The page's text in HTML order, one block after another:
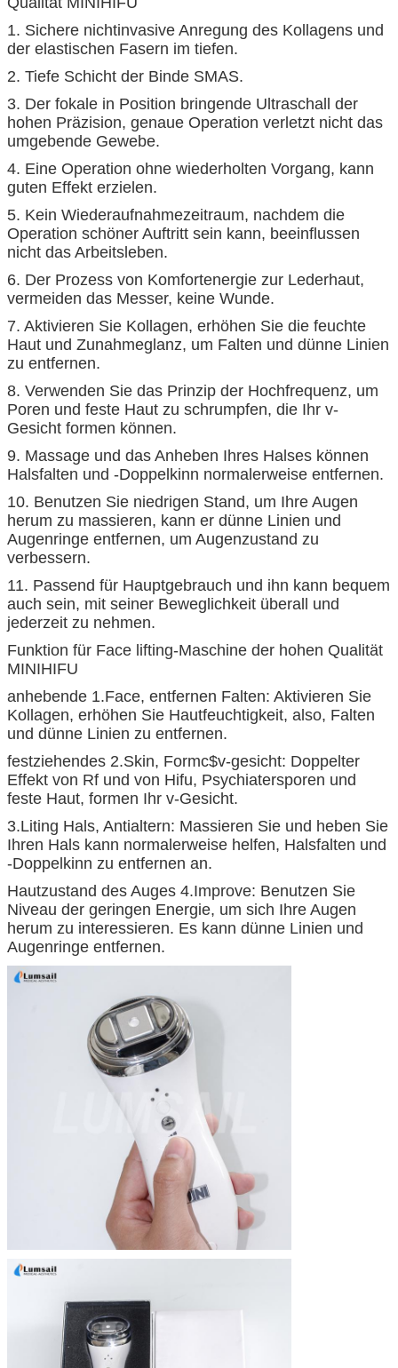
1. Sichere nichtinvasive Anregung des Kollagens und
der elastischen Fasern im tiefen.
2. Tiefe Schicht der Binde SMAS.
3. Der fokale in Position bringende Ultraschall der
hohen Präzision, genaue Operation verletzt nicht das
umgebende Gewebe.
4. Eine Operation ohne wiederholten Vorgang, kann
guten Effekt erzielen.
5. Kein Wiederaufnahmezeitraum, nachdem die
Operation schöner Auftritt sein kann, beeinflussen
nicht das Arbeitsleben.
6. Der Prozess von Komfortenergie zur Lederhaut,
vermeiden das Messer, keine Wunde.
7. Aktivieren Sie Kollagen, erhöhen Sie die feuchte
Haut und Zunahmeglanz, um Falten und dünne Linien
zu entfernen.
8. Verwenden Sie das Prinzip der Hochfrequenz, um
Poren und feste Haut zu schrumpfen, die Ihr v-
Gesicht formen können.
9. Massage und das Anheben Ihres Halses können
Halsfalten und -Doppelkinn normalerweise entfernen.
10. Benutzen Sie niedrigen Stand, um Ihre Augen
herum zu massieren, kann er dünne Linien und
Augenringe entfernen, um Augenzustand zu
verbessern.
11. Passend für Hauptgebrauch und ihn kann bequem
auch sein, mit seiner Beweglichkeit überall und
jederzeit zu nehmen.
Funktion für Face lifting-Maschine der hohen Qualität
MINIHIFU
anhebende 1.Face, entfernen Falten: Aktivieren Sie
Kollagen, erhöhen Sie Hautfeuchtigkeit, also, Falten
und dünne Linien zu entfernen.
festziehendes 2.Skin, Formc$v-gesicht: Doppelter
Effekt von Rf und von Hifu, Psychiatersporen und
feste Haut, formen Ihr v-Gesicht.
3.Liting Hals, Antialtern: Massieren Sie und heben Sie
Ihren Hals kann normalerweise helfen, Halsfalten und
-Doppelkinn zu entfernen an.
Hautzustand des Auges 4.Improve: Benutzen Sie
Niveau der geringen Energie, um sich Ihre Augen
herum zu interessieren. Es kann dünne Linien und
Augenringe entfernen.